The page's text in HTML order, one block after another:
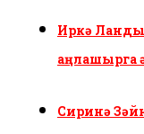
Иркә
аңлашырга
Сиринә